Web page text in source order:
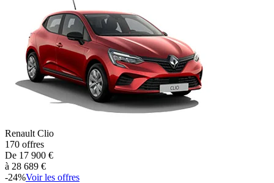
Renault Clio
170 offres
De 17 900 €
à 28 689 €
-24%Voir les offres